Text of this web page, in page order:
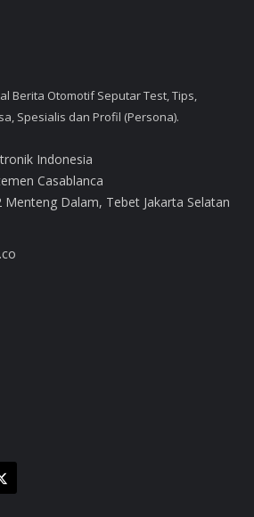
Berita Otomotif Seputar Test, Tips,
Spesialis dan Profil (Persona).
Indonesia
Casablanca
Menteng Dalam, Tebet Jakarta Selatan